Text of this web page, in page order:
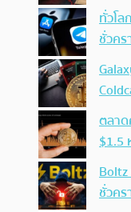
ทั่วโล
ชั่วค
ตลาด
$1.5
Boltz
ชั่วคร